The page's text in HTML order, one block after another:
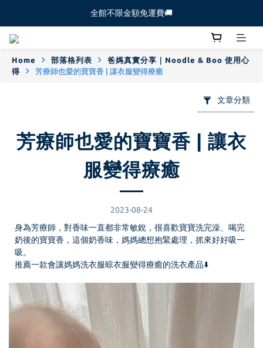
全館不限金額免運費🚚
全館不限金額免運費🚚
【新生寶寶體驗組🐻】新朋友必試 ！  >>前往下
全館不限金額免運費🚚
Home 部落格列表
爸媽真實分享｜Noodle & Boo 使用心
得
芳療師也愛的寶寶香 | 讓衣服變得療癒
文章分類
芳療師也愛的寶寶香 | 讓衣
服變得療癒
2023-08-24
身為芳療師，對香味一直都非常敏銳，很喜歡寶寶洗完澡、喝完
奶後的寶寶香，這個奶香味，媽媽總想抱緊處理，抓來好好吸一
吸。
推薦一款會讓媽媽洗衣服晾衣服變得療癒的洗衣產品⬇️